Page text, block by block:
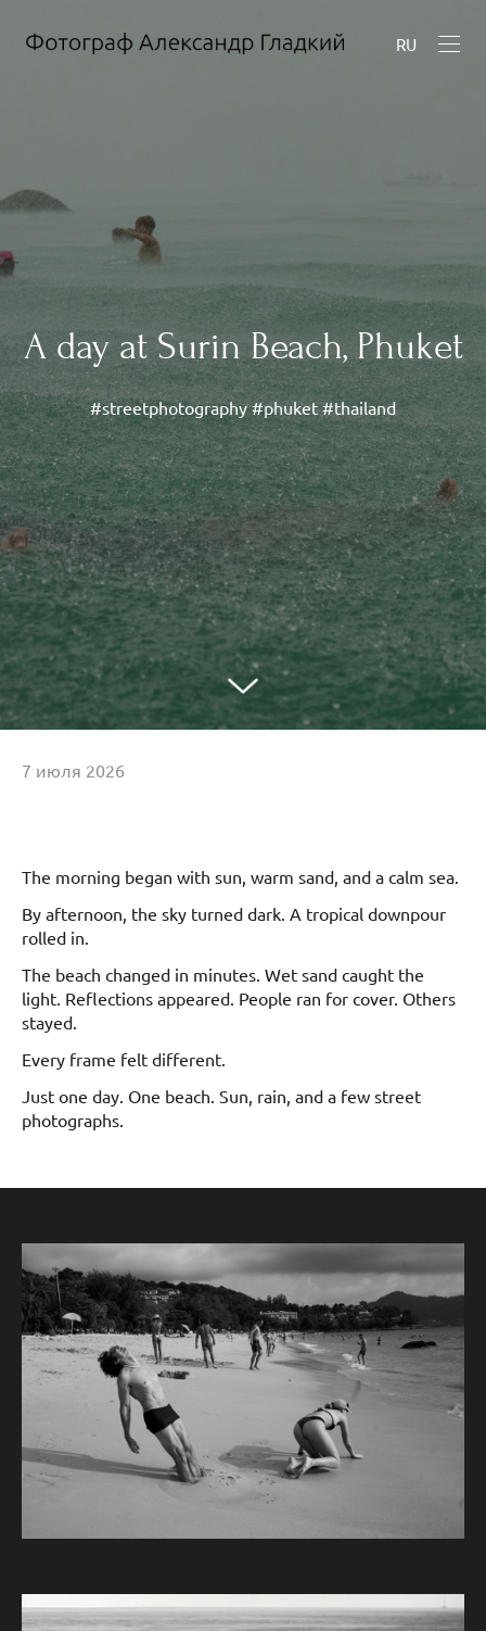
RU
A day at Surin Beach, Phuket
#streetphotography #phuket #thailand
7 июля 2026
The morning began with sun, warm sand, and a calm sea.
By afternoon, the sky turned dark. A tropical downpour
rolled in.
The beach changed in minutes. Wet sand caught the
light. Reflections appeared. People ran for cover. Others
stayed.
Every frame felt different.
Just one day. One beach. Sun, rain, and a few street
photographs.